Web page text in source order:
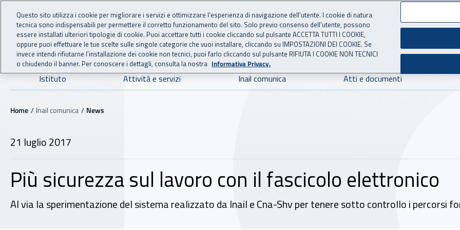
Vai al menu principale
Vai al contenuto principale
INAIL - Istituto Nazionale per l'Assicurazione
Navigazione principale
Istituto Attività e servizi Inail comunica Atti e documenti
Navigazione - Ti trovi in:
Home Inail comunica News
21 luglio 2017
Più sicurezza sul lavoro con il fascicolo elettronico
Al via la sperimentazione del sistema realizzato da Inail e Cna-Shv per tenere sotto controllo i percorsi
Questo sito utilizza i cookie per migliorare i servizi e ottimizzare l’esperienza di navigazione dell’utente. I cookie di natura
tecnica sono indispensabili per permettere il corretto funzionamento del sito. Solo previo consenso dell’utente, possono
essere installati ulteriori tipologie di cookie. Puoi accettare tutti i cookie cliccando sul pulsante ACCETTA TUTTI I COOKIE,
oppure puoi effettuare le tue scelte sulle singole categorie che vuoi installare, cliccando su IMPOSTAZIONI DEI COOKIE. Se
invece intendi rifiutarne l’installazione dei cookie non tecnici, puoi farlo cliccando sul pulsante RIFIUTA I COOKIE NON TECNICI
o chiudendo il banner. Per conoscere i dettagli, consulta la nostra Informativa Privacy.